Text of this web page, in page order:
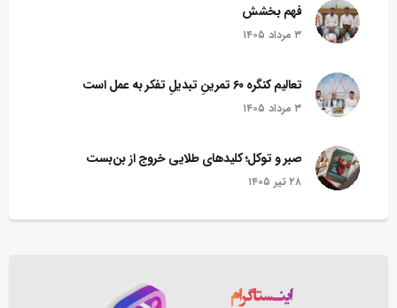
فهم بخشش
۳ مرداد ۱۴۰۵
تعالیم کنگره ۶۰ تمرینِ تبدیلِ تفکر به عمل است
۳ مرداد ۱۴۰۵
صبر و توکل؛ کلیدهای طلایی خروج از بن‌بست
۲۸ تير ۱۴۰۵